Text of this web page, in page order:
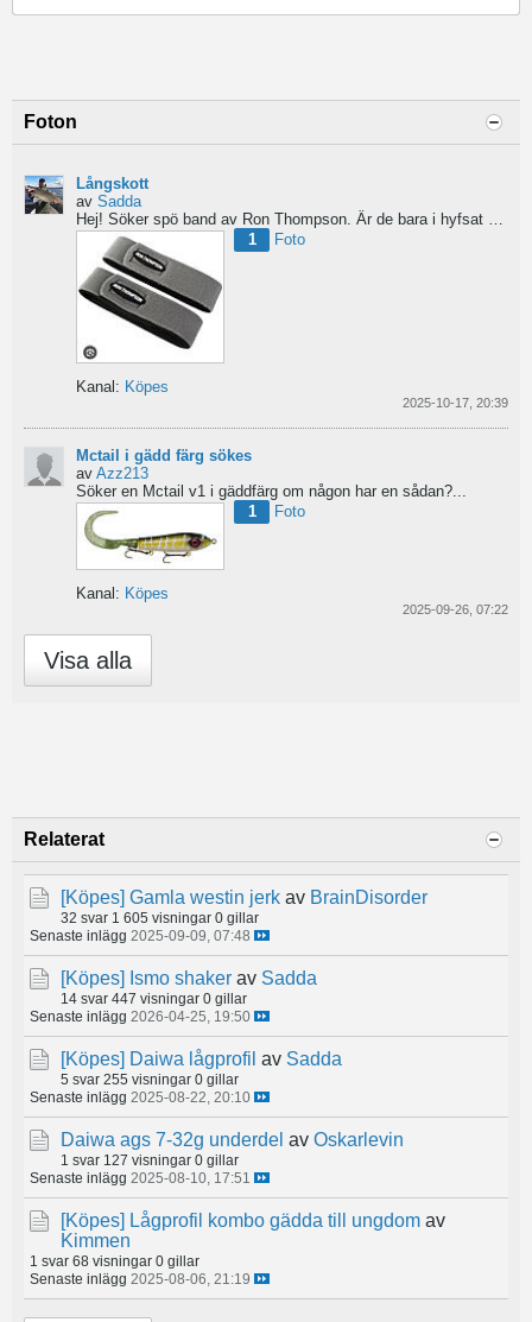
Foton
Långskott
av Sadda
Hej! Söker spö band av Ron Thompson. Är de bara i hyfsat skick så köper jag gärna ett par....
1
Foto
Kanal: Köpes
2025-10-17, 20:39
Mctail i gädd färg sökes
av Azz213
Söker en Mctail v1 i gäddfärg om någon har en sådan?...
1
Foto
Kanal: Köpes
2025-09-26, 07:22
Visa alla
Relaterat
[Köpes] Gamla westin jerk av BrainDisorder
32 svar 1 605 visningar 0 gillar
Senaste inlägg 2025-09-09, 07:48
[Köpes] Ismo shaker av Sadda
14 svar 447 visningar 0 gillar
Senaste inlägg 2026-04-25, 19:50
[Köpes] Daiwa lågprofil av Sadda
5 svar 255 visningar 0 gillar
Senaste inlägg 2025-08-22, 20:10
Daiwa ags 7-32g underdel av Oskarlevin
1 svar 127 visningar 0 gillar
Senaste inlägg 2025-08-10, 17:51
[Köpes] Lågprofil kombo gädda till ungdom av
Kimmen
1 svar 68 visningar 0 gillar
Senaste inlägg 2025-08-06, 21:19